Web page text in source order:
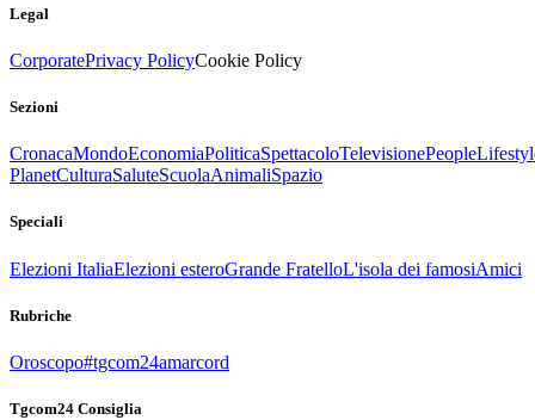
Legal
CorporatePrivacy PolicyCookie Policy
Sezioni
CronacaMondoEconomiaPoliticaSpettacoloTelevisionePeople
PlanetCulturaSaluteScuolaAnimaliSpazio
Speciali
Elezioni ItaliaElezioni esteroGrande FratelloL'isola dei famosiAmici
Rubriche
Oroscopo#tgcom24amarcord
Tgcom24 Consiglia